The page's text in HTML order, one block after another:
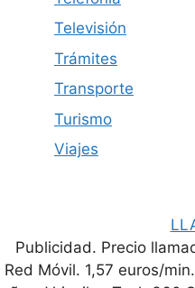
Televisión
Trámites
Transporte
Turismo
Viajes
Política de privacidad
Publicidad. Precio
Red Móvil. 1,57 euros/